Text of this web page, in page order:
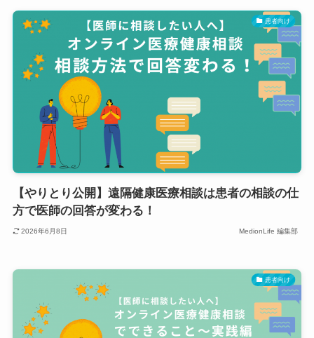
患者向け
【やりとり公開】遠隔健康医療相談は患者の相談の仕
方で医師の回答が変わる！
2026年6月8日 MedionLife 編集部
患者向け